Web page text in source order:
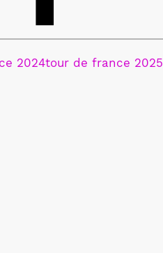
2024tour de france 2025